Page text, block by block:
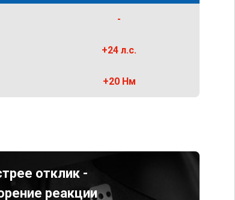
-
+24 л.с.
+20 Нм
отклик -
реакции